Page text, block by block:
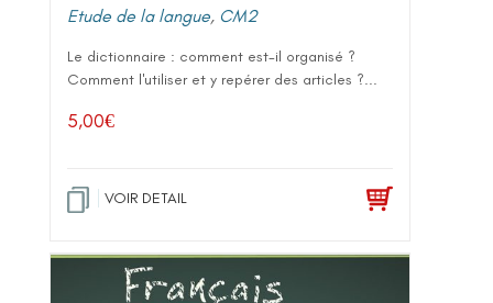
Etude de la langue, CM2
Le dictionnaire : comment est-il organisé ?
Comment l'utiliser et y repérer des articles ?...
5,00€
VOIR DETAIL